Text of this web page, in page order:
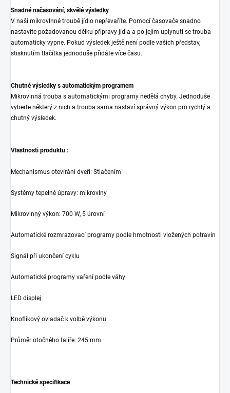
Snadné načasování, skvělé výsledky
V naší mikrovlnné troubě jídlo nepřevaříte. Pomocí časovače snadno
nastavíte požadovanou délku přípravy jídla a po jejím uplynutí se trouba
automaticky vypne. Pokud výsledek ještě není podle vašich představ,
stisknutím tlačítka jednoduše přidáte více času.
Chutné výsledky s automatickým programem
Mikrovlnná trouba s automatickými programy nedělá chyby. Jednoduše
vyberte některý z nich a trouba sama nastaví správný výkon pro rychlý a
chutný výsledek.
Vlastnosti produktu :
Mechanismus otevírání dveří: Stlačením
Systémy tepelné úpravy: mikrovlny
Mikrovlnný výkon: 700 W, 5 úrovní
Automatické rozmrazovací programy podle hmotnosti vložených potravin
Signál při ukončení cyklu
Automatické programy vaření podle váhy
LED displej
Knoflíkový ovladač k volbě výkonu
Průměr otočného talíře: 245 mm
Technické specifikace